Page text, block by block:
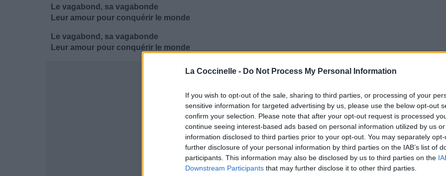
La Coccinelle - Do Not Process My Personal Information
If you wish to opt-out of the sale, sharing to third parties, or processing of your
sensitive information for targeted advertising by us, please use the below opt-out
confirm your selection. Please note that after your opt-out request is processed
continue seeing interest-based ads based on personal information utilized by us
information disclosed to third parties prior to your opt-out. You may separately
further disclosure of your personal information by third parties on the IAB’s list of
participants. This information may also be disclosed by us to third parties on the
Downstream Participants that may further disclose it to other third parties.
Le vagabond, sa vagabonde
Leur amour pour conquérir le monde
Le vagabond, sa vagabonde
Leur amour pour conquérir le monde